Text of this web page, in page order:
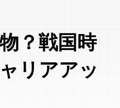
？戦国時
リアアッ